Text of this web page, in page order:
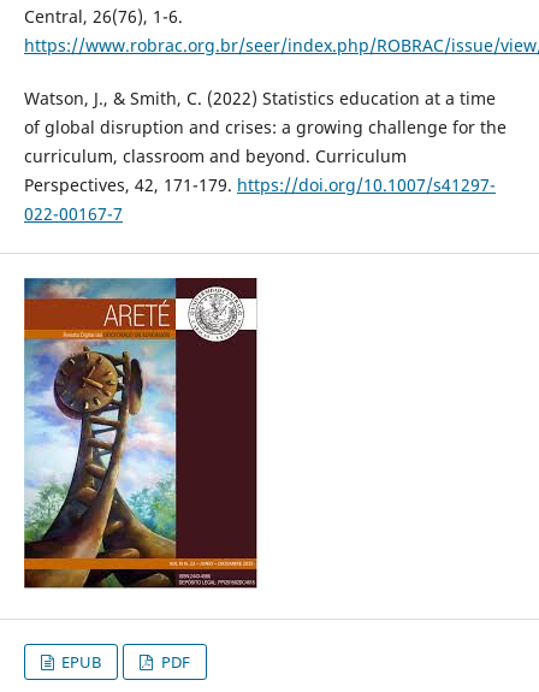
Central, 26(76), 1-6.
https://www.robrac.org.br/seer/index.php/ROBRAC/issue/
Watson, J., & Smith, C. (2022) Statistics education at a time
of global disruption and crises: a growing challenge for the
curriculum, classroom and beyond. Curriculum
Perspectives, 42, 171-179. https://doi.org/10.1007/s41297-
022-00167-7
EPUB PDF